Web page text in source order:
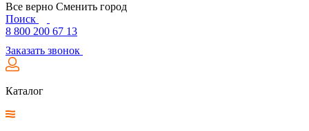
Все верно Сменить город
Поиск
8 800 200 67 13
Заказать звонок
Каталог